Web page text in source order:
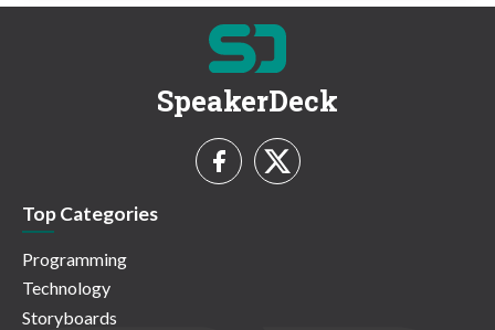
SpeakerDeck
Top Categories
Programming
Technology
Storyboards